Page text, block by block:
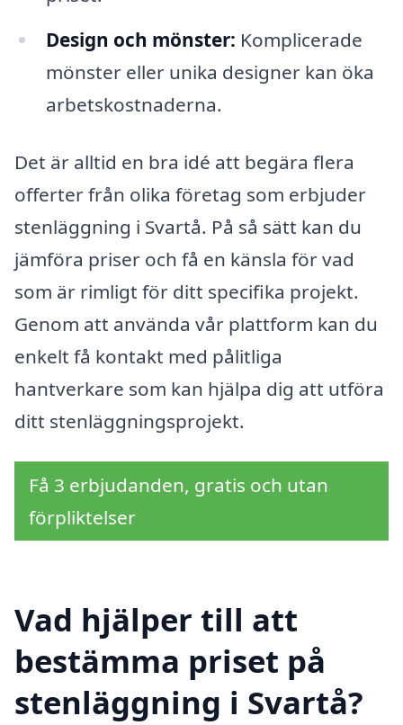
Design och mönster: Komplicerade
mönster eller unika designer kan öka
arbetskostnaderna.
Det är alltid en bra idé att begära flera
offerter från olika företag som erbjuder
stenläggning i Svartå. På så sätt kan du
jämföra priser och få en känsla för vad
som är rimligt för ditt specifika projekt.
Genom att använda vår plattform kan du
enkelt få kontakt med pålitliga
hantverkare som kan hjälpa dig att utföra
ditt stenläggningsprojekt.
Få 3 erbjudanden, gratis och utan
förpliktelser
Vad hjälper till att
bestämma priset på
stenläggning i Svartå?